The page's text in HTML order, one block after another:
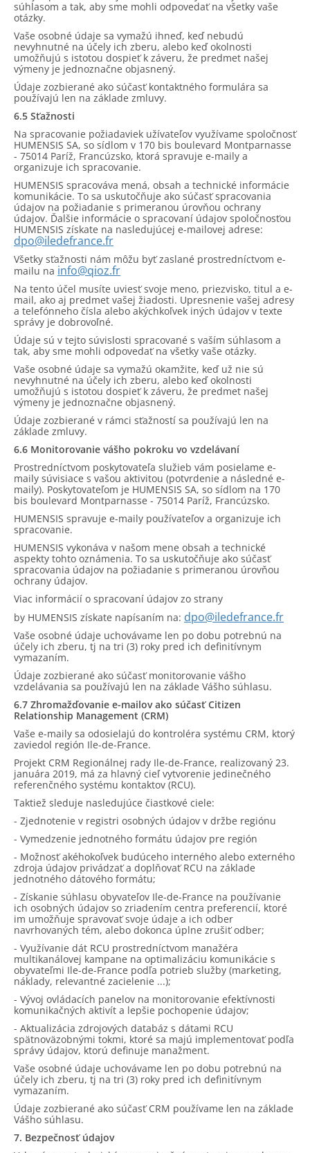
súhlasom a tak, aby sme mohli odpovedať na všetky vaše
otázky.
Vaše osobné údaje sa vymažú ihneď, keď nebudú
nevyhnutné na účely ich zberu, alebo keď okolnosti
umožňujú s istotou dospieť k záveru, že predmet našej
výmeny je jednoznačne objasnený.
Údaje zozbierané ako súčasť kontaktného formulára sa
používajú len na základe zmluvy.
6.5 Sťažnosti
Na spracovanie požiadaviek užívateľov využívame spoločnosť
HUMENSIS SA, so sídlom v 170 bis boulevard Montparnasse
- 75014 Paríž, Francúzsko, ktorá spravuje e-maily a
organizuje ich spracovanie.
HUMENSIS spracováva mená, obsah a technické informácie
komunikácie. To sa uskutočňuje ako súčasť spracovania
údajov na požiadanie s primeranou úrovňou ochrany
údajov. Ďalšie informácie o spracovaní údajov spoločnosťou
HUMENSIS získate na nasledujúcej e-mailovej adrese:
dpo@iledefrance.fr
Všetky sťažnosti nám môžu byť zaslané prostredníctvom e-
mailu na info@qioz.fr
Na tento účel musíte uviesť svoje meno, priezvisko, titul a e-
mail, ako aj predmet vašej žiadosti. Upresnenie vašej adresy
a telefónneho čísla alebo akýchkoľvek iných údajov v texte
správy je dobrovoľné.
Údaje sú v tejto súvislosti spracované s vaším súhlasom a
tak, aby sme mohli odpovedať na všetky vaše otázky.
Vaše osobné údaje sa vymažú okamžite, keď už nie sú
nevyhnutné na účely ich zberu, alebo keď okolnosti
umožňujú s istotou dospieť k záveru, že predmet našej
výmeny je jednoznačne objasnený.
Údaje zozbierané v rámci sťažností sa používajú len na
základe zmluvy.
6.6 Monitorovanie vášho pokroku vo vzdelávaní
Prostredníctvom poskytovateľa služieb vám posielame e-
maily súvisiace s vašou aktivitou (potvrdenie a následné e-
maily). Poskytovateľom je HUMENSIS SA, so sídlom na 170
bis boulevard Montparnasse - 75014 Paríž, Francúzsko.
HUMENSIS spravuje e-maily používateľov a organizuje ich
spracovanie.
HUMENSIS vykonáva v našom mene obsah a technické
aspekty tohto oznámenia. To sa uskutočňuje ako súčasť
spracovania údajov na požiadanie s primeranou úrovňou
ochrany údajov.
Viac informácií o spracovaní údajov zo strany
by HUMENSIS získate napísaním na: dpo@iledefrance.fr
Vaše osobné údaje uchovávame len po dobu potrebnú na
účely ich zberu, tj na tri (3) roky pred ich definitívnym
vymazaním.
Údaje zozbierané ako súčasť monitorovanie vášho
vzdelávania sa používajú len na základe Vášho súhlasu.
6.7 Zhromažďovanie e-mailov ako súčasť Citizen
Relationship Management (CRM)
Vaše e-maily sa odosielajú do kontroléra systému CRM, ktorý
zaviedol región Ile-de-France.
Projekt CRM Regionálnej rady Ile-de-France, realizovaný 23.
januára 2019, má za hlavný cieľ vytvorenie jedinečného
referenčného systému kontaktov (RCU).
Taktiež sleduje nasledujúce čiastkové ciele:
- Zjednotenie v registri osobných údajov v držbe regiónu
- Vymedzenie jednotného formátu údajov pre región
- Možnosť akéhokoľvek budúceho interného alebo externého
zdroja údajov privádzať a doplňovať RCU na základe
jednotného dátového formátu;
- Získanie súhlasu obyvateľov Ile-de-France na používanie
ich osobných údajov so zriadením centra preferencií, ktoré
im umožňuje spravovať svoje údaje a ich odber
navrhovaných tém, alebo dokonca úplne zrušiť odber;
- Využívanie dát RCU prostredníctvom manažéra
multikanálovej kampane na optimalizáciu komunikácie s
obyvateľmi Ile-de-France podľa potrieb služby (marketing,
náklady, relevantné zacielenie ...);
- Vývoj ovládacích panelov na monitorovanie efektívnosti
komunikačných aktivít a lepšie pochopenie údajov;
- Aktualizácia zdrojových databáz s dátami RCU
spätnoväzobnými tokmi, ktoré sa majú implementovať podľa
správy údajov, ktorú definuje manažment.
Vaše osobné údaje uchovávame len po dobu potrebnú na
účely ich zberu, tj na tri (3) roky pred ich definitívnym
vymazaním.
Údaje zozbierané ako súčasť CRM používame len na základe
Vášho súhlasu.
7. Bezpečnosť údajov